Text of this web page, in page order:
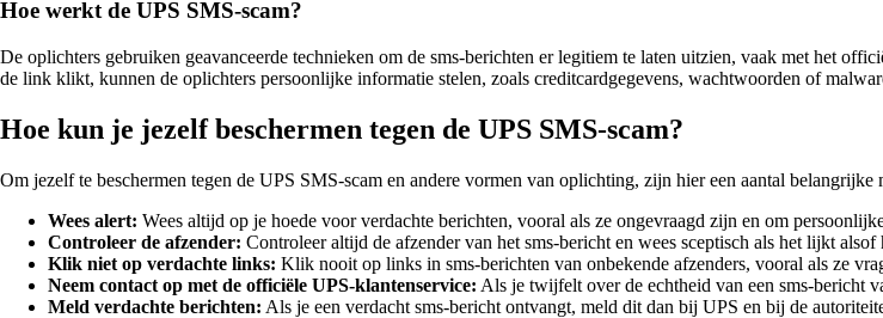
Hoe werkt de UPS SMS-scam?
De oplichters gebruiken geavanceerde technieken om de sms-berichten er legitiem te laten uitzien, vaak met het
de link klikt, kunnen de oplichters persoonlijke informatie stelen, zoals creditcardgegevens, wachtwoorden of
Hoe kun je jezelf beschermen tegen de UPS SMS-scam?
Om jezelf te beschermen tegen de UPS SMS-scam en andere vormen van oplichting, zijn hier een aantal belangrijke
Wees alert: Wees altijd op je hoede voor verdachte berichten, vooral als ze ongevraagd zijn en om
Controleer de afzender: Controleer altijd de afzender van het sms-bericht en wees sceptisch als het lijkt
Klik niet op verdachte links: Klik nooit op links in sms-berichten van onbekende afzenders, vooral als ze
Neem contact op met de officiële UPS-klantenservice: Als je twijfelt over de echtheid van een sms-bericht
Meld verdachte berichten: Als je een verdacht sms-bericht ontvangt, meld dit dan bij UPS en bij de